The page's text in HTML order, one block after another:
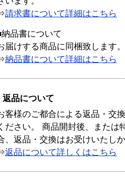
請求書について詳細はこちら
納品書について
届けする商品に同梱致します。
納品書について詳細はこちら
返品について
客様のご都合による返品・交
ださい。 商品開封後、または
、返品・交換はお受けいたし
返品について詳しくはこちら